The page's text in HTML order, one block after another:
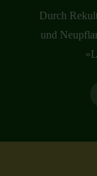
Durch
und